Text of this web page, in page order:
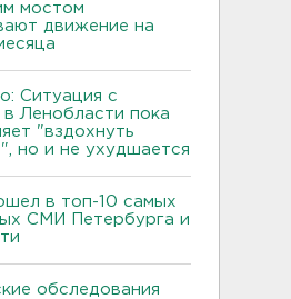
мостом
движение на
Ситуация с
в Ленобласти пока
"вздохнуть
но и не ухудшается
в топ-10 самых
СМИ Петербурга и
обследования